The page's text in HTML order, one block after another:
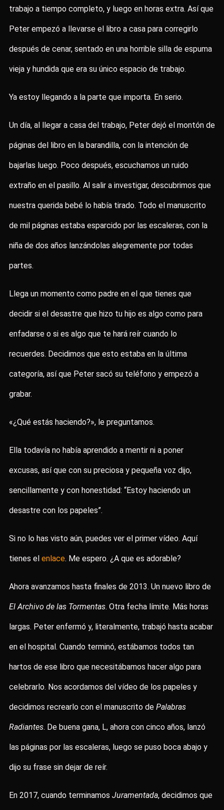
trabajo a tiempo completo, y luego en horas extra. Así que
Peter empezó a llevarse el libro a casa para corregirlo
después de cenar, sentado en una horrible silla de espuma
vieja y hundida que era su único espacio de trabajo.
Ya estoy llegando a la parte que importa. En serio.
Un día, al llegar a casa del trabajo, Peter dejó el montón de
páginas del libro en la barandilla, con la intención de
bajarlas luego. Poco después, escuchamos un ruido
extraño en el pasillo. Al salir a investigar, descubrimos que
nuestra querida bebé lo había tirado. Todo el manuscrito
de mil páginas estaba esparcido por las escaleras, con la
niña de dos años lanzándolas alegremente por todas
partes.
Llega un momento como padre en el que tienes que
decidir si el desastre que hizo tu hijo es algo como para
enfadarse o si es algo que te hará reír cuando lo
recuerdes. Decidimos que esto estaba en la última
categoría, así que Peter sacó su teléfono y empezó a
grabar.
«¿Qué estás haciendo?», le preguntamos.
Ella todavía no había aprendido a mentir ni a poner
excusas, así que con su preciosa y pequeña voz dijo,
sencillamente y con honestidad: “Estoy haciendo un
desastre con los papeles”.
Si no lo has visto aún, puedes ver el primer vídeo. Aquí
tienes el enlace. Me espero. ¿A que es adorable?
Ahora avanzamos hasta finales de 2013. Un nuevo libro de
El Archivo de las Tormentas. Otra fecha límite. Más horas
largas. Peter enfermó y, literalmente, trabajó hasta acabar
en el hospital. Cuando terminó, estábamos todos tan
hartos de ese libro que necesitábamos hacer algo para
celebrarlo. Nos acordamos del vídeo de los papeles y
decidimos recrearlo con el manuscrito de Palabras
Radiantes. De buena gana, L, ahora con cinco años, lanzó
las páginas por las escaleras, luego se puso boca abajo y
dijo su frase sin dejar de reír.
En 2017, cuando terminamos Juramentada, decidimos que